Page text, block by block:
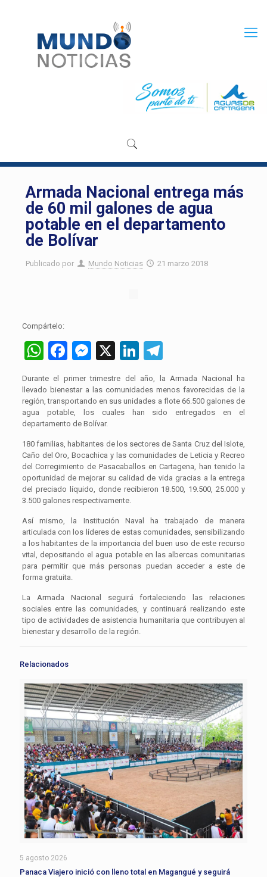
Armada Nacional entrega más
de 60 mil galones de agua
potable en el departamento
de Bolívar
Publicado por Mundo Noticias 21 marzo 2018
Compártelo:
WhatsApp
Facebook
Messenger
X LinkedIn
Durante el primer trimestre del año, la Armada Nacional ha
llevado bienestar a las comunidades menos favorecidas de la
región, transportando en sus unidades a flote 66.500 galones de
agua potable, los cuales han sido entregados en el
departamento de Bolívar.
180 familias, habitantes de los sectores de Santa Cruz del Islote,
Caño del Oro, Bocachica y las comunidades de Leticia y Recreo
del Corregimiento de Pasacaballos en Cartagena, han tenido la
oportunidad de mejorar su calidad de vida gracias a la entrega
del preciado líquido, donde recibieron 18.500, 19.500, 25.000 y
3.500 galones respectivamente.
Así mismo, la Institución Naval ha trabajado de manera
articulada con los líderes de estas comunidades, sensibilizando
a los habitantes de la importancia del buen uso de este recurso
vital, depositando el agua potable en las albercas comunitarias
para permitir que más personas puedan acceder a este de
forma gratuita.
La Armada Nacional seguirá fortaleciendo las relaciones
sociales entre las comunidades, y continuará realizando este
tipo de actividades de asistencia humanitaria que contribuyen al
bienestar y desarrollo de la región.
Relacionados
5 agosto 2026
Panaca Viajero inició con lleno total en Magangué y seguirá